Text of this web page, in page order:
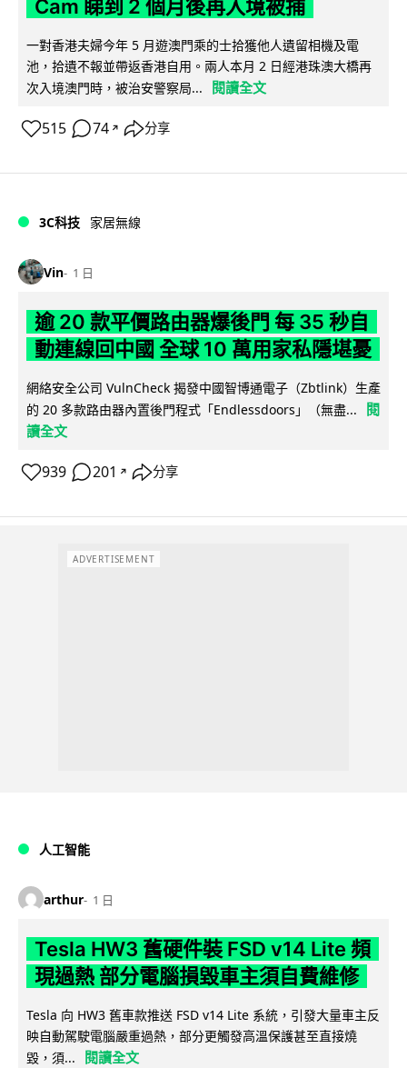
Cam 睇到 2 個月後再入境被捕
一對香港夫婦今年 5 月遊澳門乘的士拾獲他人遺留相機及電
池，拾遺不報並帶返香港自用。兩人本月 2 日經港珠澳大橋再
次入境澳門時，被治安警察局...
閱讀全文
515 74 ↗ 分享
3C科技 家居無線
Vin 1 日
逾 20 款平價路由器爆後門 每 35 秒自
動連線回中國 全球 10 萬用家私隱堪憂
網絡安全公司 VulnCheck 揭發中國智博通電子（Zbtlink）生產
的 20 多款路由器內置後門程式「Endlessdoors」（無盡...
閱
讀全文
939 201 ↗ 分享
ADVERTISEMENT
人工智能
arthur 1 日
Tesla HW3 舊硬件裝 FSD v14 Lite 頻
現過熱 部分電腦損毀車主須自費維修
Tesla 向 HW3 舊車款推送 FSD v14 Lite 系統，引發大量車主反
映自動駕駛電腦嚴重過熱，部分更觸發高溫保護甚至直接燒
毀，須...
閱讀全文